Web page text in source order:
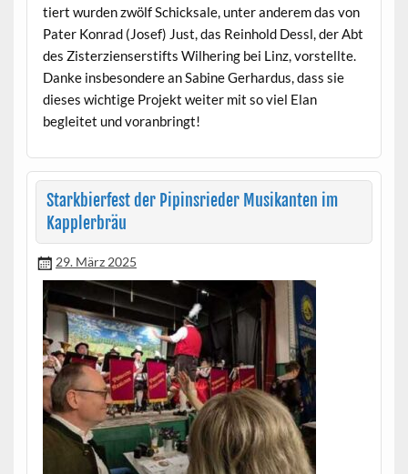
tiert wur­den zwölf Schick­sale, unter anderem das von
Pater Kon­rad (Josef) Just, das Rein­hold Dessl, der Abt
des Zis­terzienser­s­tifts Wil­her­ing bei Linz, vorstellte.
Danke ins­beson­dere an Sabine Ger­hardus, dass sie
dieses wichtige Pro­jekt weit­er mit so viel Elan
begleit­et und voranbringt!
Starkbierfest der Pipinsrieder Musikanten im
Kapplerbräu
29. März 2025